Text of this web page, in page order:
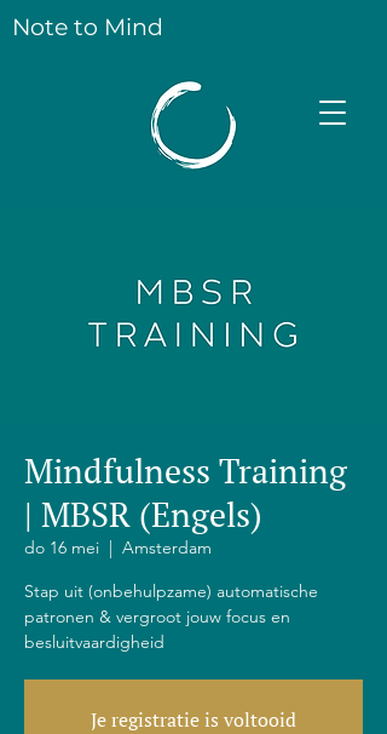
Note to Mind
Mindfulness Training
| MBSR (Engels)
do 16 mei
  |
Amsterdam
Stap uit (onbehulpzame) automatische
patronen & vergroot jouw focus en
besluitvaardigheid
Je registratie is voltooid